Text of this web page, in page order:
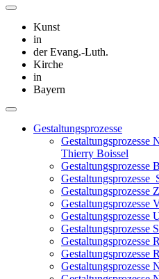
Kunst
in
der Evang.-Luth.
Kirche
in
Bayern
Gestaltungsprozesse
Gestaltungsprozesse
Thierry Boissel
Gestaltungsprozesse
Gestaltungsprozesse
Gestaltungsprozesse
Gestaltungsprozesse
Gestaltungsprozesse
Gestaltungsprozesse
Gestaltungsprozesse
Gestaltungsprozesse